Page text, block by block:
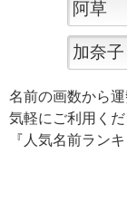
名前の画数から
気軽にご利用く
『人気名前ラン